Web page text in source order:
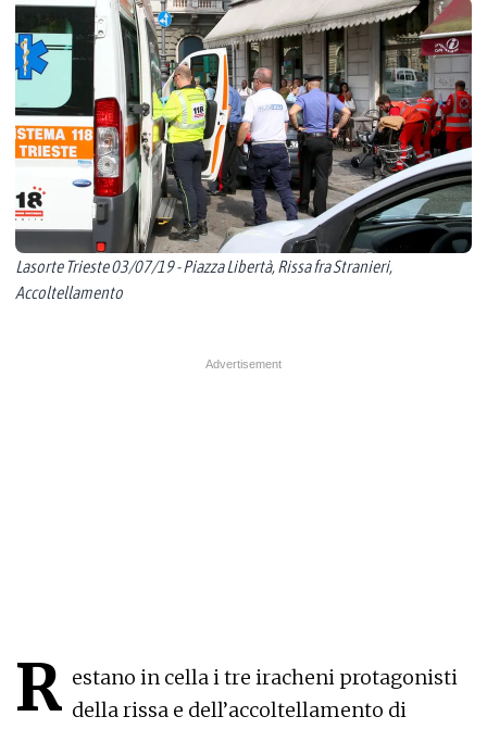
Lasorte Trieste 03/07/19 - Piazza Libertà, Rissa fra Stranieri,
Accoltellamento
R estano in cella i tre iracheni protagonisti
della rissa e dell’accoltellamento di